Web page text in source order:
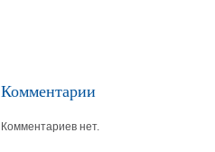
Комментарии
Комментариев нет.